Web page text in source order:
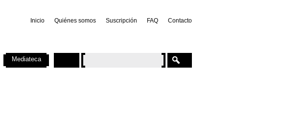
Inicio Quiénes somos Suscripción FAQ Contacto
Mediateca